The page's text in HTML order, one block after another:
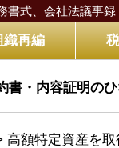
式、 会社法議事
織再編
書・内容証明の
高額特定資産を